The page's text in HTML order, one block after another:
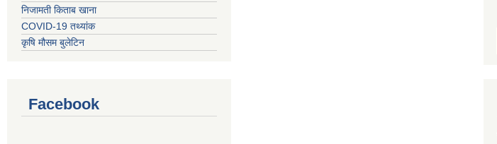
निजामती किताब खाना
COVID-19 तथ्यांक
कृषि मौसम बुलेटिन
Facebook